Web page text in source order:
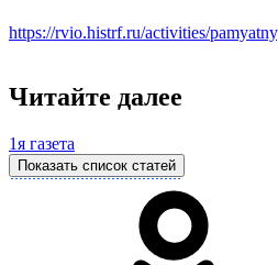
https://rvio.histrf.ru/activities/
Читайте далее
1я газета
Показать список статей